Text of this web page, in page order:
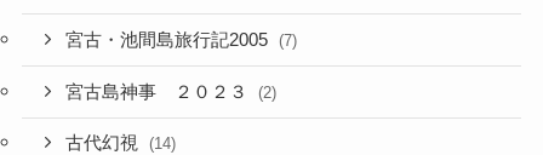
宮古・池間島旅行記2005 (7)
宮古島神事 ２０２３ (2)
古代幻視 (14)